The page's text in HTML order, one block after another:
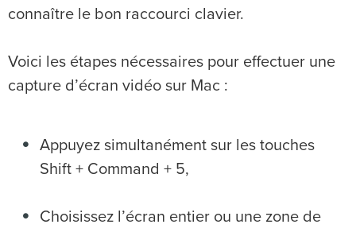
connaître le bon raccourci clavier.
Voici les étapes nécessaires pour effectuer une
capture d’écran vidéo sur Mac :
Appuyez simultanément sur les touches
Shift + Command + 5,
Choisissez l’écran entier ou une zone de